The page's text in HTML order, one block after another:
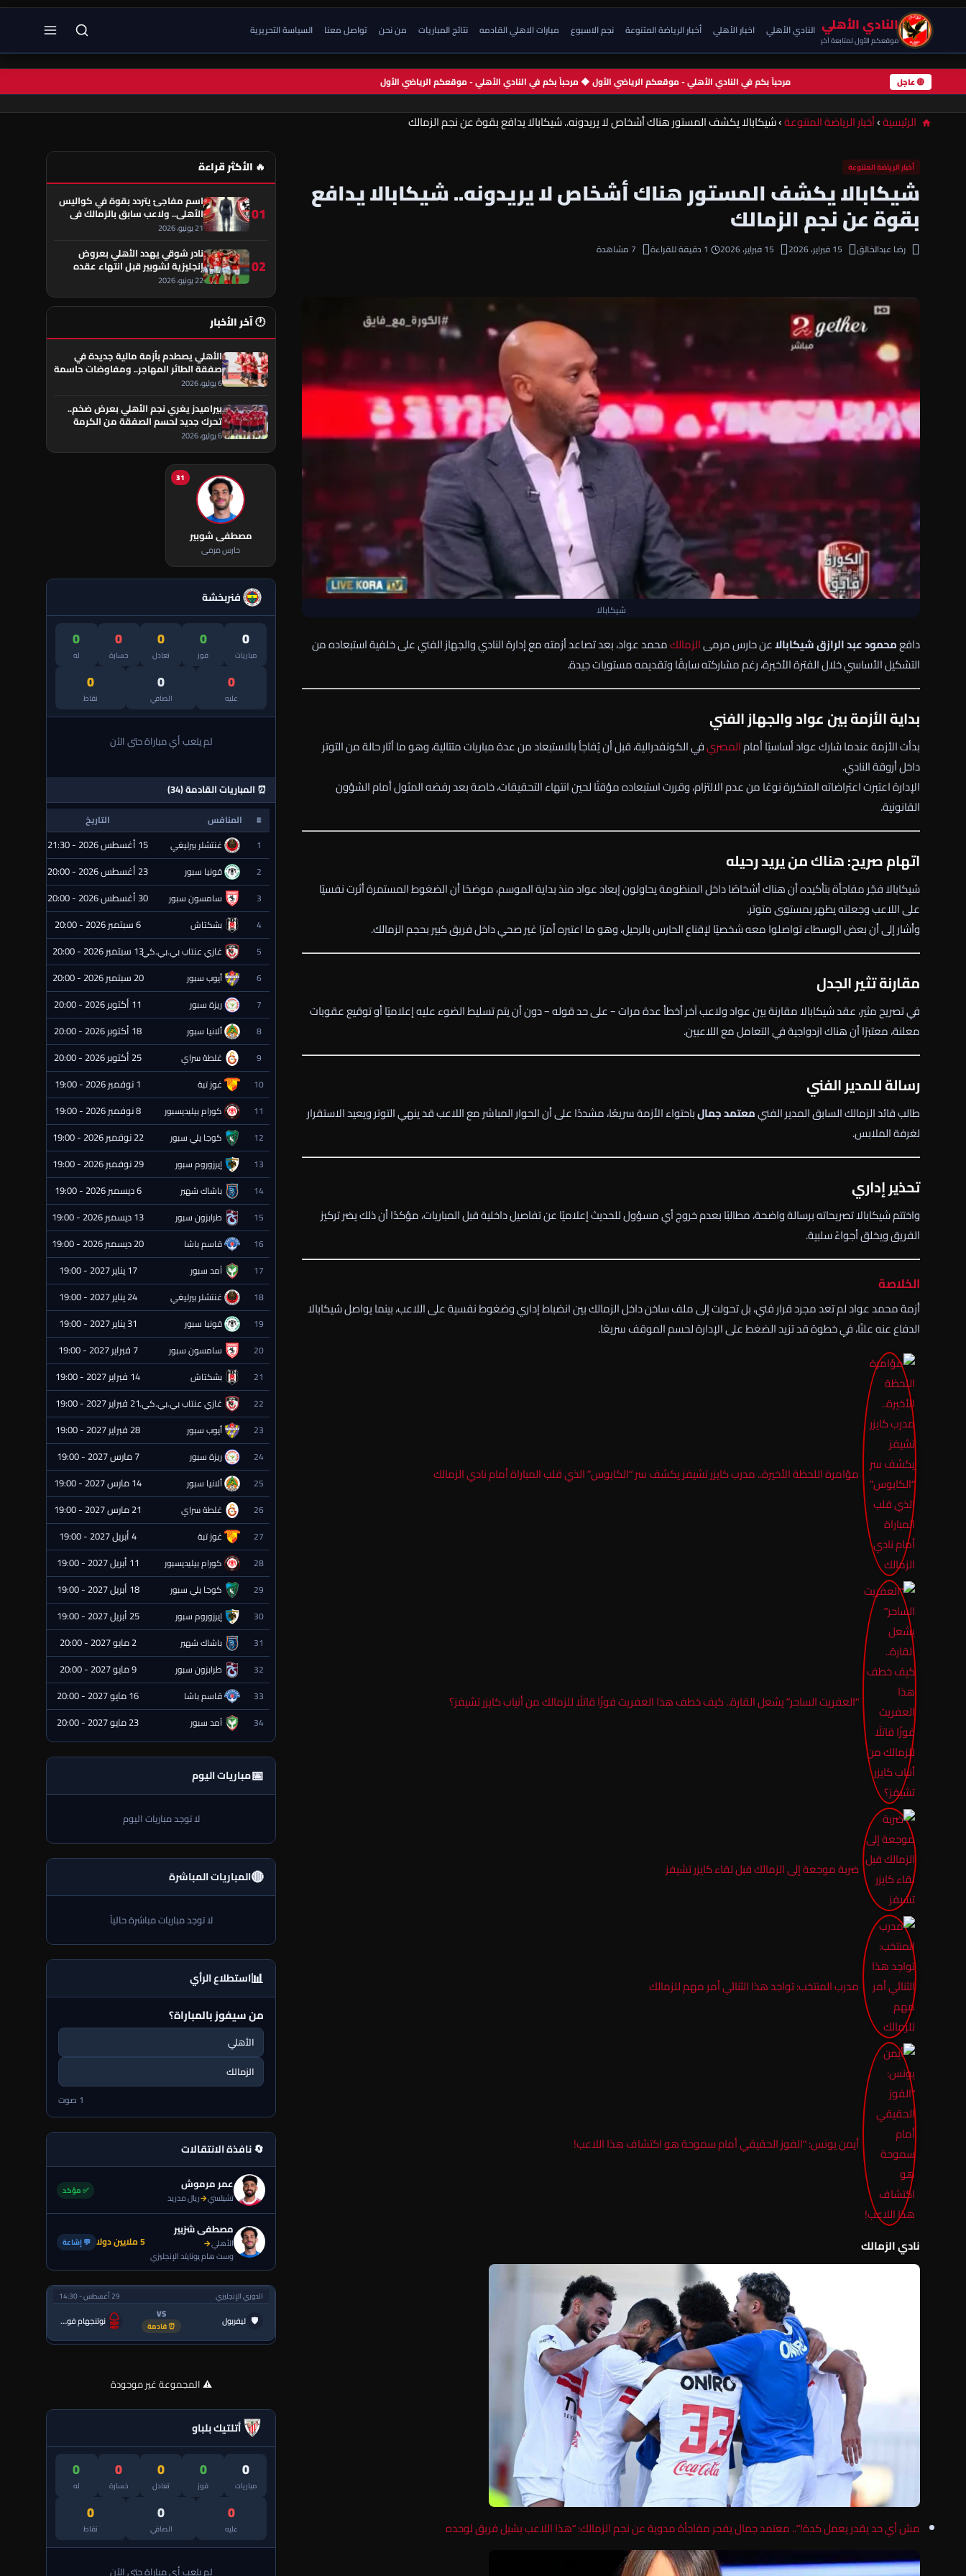
النادي الأهلي
موقعكم الأول لمتابعة آخر
النادي الأهلي اخبار الأهلي أخبار الرياضة المتنوعة نجم الاسبوع مبارات الاهلي القادمه نتائج المباريات من نحن تواصل معنا السياسة التحريرية
🔴 عاجل مرحباً بكم في النادي الأهلي - موقعكم الرياضي الأول ◆ مرحباً بكم في النادي الأهلي - موقعكم الرياضي الأول
الرئيسية›أخبار الرياضة المتنوعة›شيكابالا يكشف المستور هناك أشخاص لا يريدونه.. شيكابالا يدافع بقوة عن نجم الزمالك
أخبار الرياضة المتنوعة
شيكابالا يكشف المستور هناك أشخاص لا يريدونه.. شيكابالا يدافع
بقوة عن نجم الزمالك
رضا عبدالخالق 15 فبراير، 2026 15 فبراير، 2026 1 دقيقة للقراءة 7 مشاهدة
شيكابالا
دافعمحمود عبد الرازق شيكابالاعن حارس مرمىالزمالكمحمد عواد، بعد تصاعد أزمته مع إدارة النادي والجهاز الفني على خلفية استبعاده من
التشكيل الأساسي خلال الفترة الأخيرة، رغم مشاركته سابقًا وتقديمه مستويات جيدة.
بداية الأزمة بين عواد والجهاز الفني
بدأت الأزمة عندما شارك عواد أساسيًا أمامالمصريفي الكونفدرالية، قبل أن يُفاجأ بالاستبعاد من عدة مباريات متتالية، وهو ما أثار حالة من التوتر
داخل أروقة النادي.
الإدارة اعتبرت اعتراضاته المتكررة نوعًا من عدم الالتزام، وقررت استبعاده مؤقتًا لحين انتهاء التحقيقات، خاصة بعد رفضه المثول أمام الشؤون
القانونية.
اتهام صريح: هناك من يريد رحيله
شيكابالا فجّر مفاجأة بتأكيده أن هناك أشخاصًا داخل المنظومة يحاولون إبعاد عواد منذ بداية الموسم، موضحًا أن الضغوط المستمرة أثرت نفسيًا
على اللاعب وجعلته يظهر بمستوى متوتر.
وأشار إلى أن بعض الوسطاء تواصلوا معه شخصيًا لإقناع الحارس بالرحيل، وهو ما اعتبره أمرًا غير صحي داخل فريق كبير بحجم الزمالك.
مقارنة تثير الجدل
في تصريح مثير، عقد شيكابالا مقارنة بين عواد ولاعب آخر أخطأ عدة مرات – على حد قوله – دون أن يتم تسليط الضوء عليه إعلاميًا أو توقيع عقوبات
معلنة، معتبرًا أن هناك ازدواجية في التعامل مع اللاعبين.
رسالة للمدير الفني
طالب قائد الزمالك السابق المدير الفنيمعتمد جمالباحتواء الأزمة سريعًا، مشددًا على أن الحوار المباشر مع اللاعب قد ينهي التوتر ويعيد الاستقرار
لغرفة الملابس.
تحذير إداري
واختتم شيكابالا تصريحاته برسالة واضحة، مطالبًا بعدم خروج أي مسؤول للحديث إعلاميًا عن تفاصيل داخلية قبل المباريات، مؤكدًا أن ذلك يضر تركيز
الفريق ويخلق أجواءً سلبية.
الخلاصة
أزمة محمد عواد لم تعد مجرد قرار فني، بل تحولت إلى ملف ساخن داخل الزمالك بين انضباط إداري وضغوط نفسية على اللاعب، بينما يواصل شيكابالا
الدفاع عنه علنًا، في خطوة قد تزيد الضغط على الإدارة لحسم الموقف سريعًا.
مؤامرة اللحظة الأخيرة.. مدرب كايزر تشيفز يكشف سر “الكابوس” الذي قلب المباراة أمام نادي الزمالك
“العفريت الساحر” يشعل القارة.. كيف خطف هذا العفريت فوزًا قاتلًا للزمالك من أنياب كايزر تشيفز؟
ضربة موجعة إلى الزمالك قبل لقاء كايزر تشيفز
مدرب المنتخب: تواجد هذا الثنائي أمر مهم للزمالك
أيمن يونس: “الفوز الحقيقي أمام سموحة هو اكتشاف هذا اللاعب!
نادي الزمالك
مش أي حد يقدر يعمل كدة!”.. معتمد جمال يفجر مفاجأة مدوية عن نجم الزمالك: “هذا اللاعب يشيل فريق لوحده
🔥 الأكثر قراءة
01
اسم مفاجئ يتردد بقوة في كواليس
الأهلي.. ولاعب سابق بالزمالك في
قلب الحكاية!
21 يونيو، 2026
02
نادر شوقي يهدد الأهلي بعروض
إنجليزية لشوبير قبل انتهاء عقده
22 يونيو، 2026
🕐 آخر الأخبار
الأهلي يصطدم بأزمة مالية جديدة في
صفقة الطائر المهاجر.. ومفاوضات حاسمة
تقترب من الحسم
6 يوليو، 2026
بيراميدز يغري نجم الأهلي بعرض ضخم..
تحرك جديد لحسم الصفقة من الكرمة
العراقي
6 يوليو، 2026
31
مصطفى شوبير
حارس مرمى
فنربخشة
0
مباريات
0
فوز
0
تعادل
0
خسارة
0
له
0
عليه
0
الصافي
0
نقاط
لم يلعب أي مباراة حتى الآن
⏰ المباريات القادمة (34)
# المنافس التاريخ
1
غنتشلر بيرليغي 15 أغسطس 2026 - 21:30
2 قونيا سبور 23 أغسطس 2026 - 20:00
3 سامسون سبور 30 أغسطس 2026 - 20:00
4 بشكتاش 6 سبتمبر 2026 - 20:00
5 غازي عنتاب بي.بي.كي.13 سبتمبر 2026 - 20:00
6 أيوب سبور 20 سبتمبر 2026 - 20:00
7 ريزة سبور 11 أكتوبر 2026 - 20:00
8 ألانيا سبور 18 أكتوبر 2026 - 20:00
9 غلطة سراي 25 أكتوبر 2026 - 20:00
10 غوز تبة 1 نوفمبر 2026 - 19:00
11 كورام بيليديسبور 8 نوفمبر 2026 - 19:00
12 كوجا يلي سبور 22 نوفمبر 2026 - 19:00
13 إيرزوروم سبور 29 نوفمبر 2026 - 19:00
14 باشاك شهير 6 ديسمبر 2026 - 19:00
15 طرابزون سبور 13 ديسمبر 2026 - 19:00
16 قاسم باشا 20 ديسمبر 2026 - 19:00
17 آمد سبور 17 يناير 2027 - 19:00
18 غنتشلر بيرليغي 24 يناير 2027 - 19:00
19 قونيا سبور 31 يناير 2027 - 19:00
20 سامسون سبور 7 فبراير 2027 - 19:00
21 بشكتاش 14 فبراير 2027 - 19:00
22 غازي عنتاب بي.بي.كي.21 فبراير 2027 - 19:00
23 أيوب سبور 28 فبراير 2027 - 19:00
24 ريزة سبور 7 مارس 2027 - 19:00
25 ألانيا سبور 14 مارس 2027 - 19:00
26 غلطة سراي 21 مارس 2027 - 19:00
27 غوز تبة 4 أبريل 2027 - 19:00
28 كورام بيليديسبور 11 أبريل 2027 - 19:00
29 كوجا يلي سبور 18 أبريل 2027 - 19:00
30 إيرزوروم سبور 25 أبريل 2027 - 19:00
31 باشاك شهير 2 مايو 2027 - 20:00
32 طرابزون سبور 9 مايو 2027 - 20:00
33 قاسم باشا 16 مايو 2027 - 20:00
34 آمد سبور 23 مايو 2027 - 20:00
📅مباريات اليوم
لا توجد مباريات اليوم
🔴المباريات المباشرة
لا توجد مباريات مباشرة حالياً
📊استطلاع الرأي
من سيفوز بالمباراة؟
الأهلي
الزمالك
1 صوت
🔄 نافذة الانتقالات
عمر مرموش
تشيلسي→ريال مدريد
✅ مؤكد
مصطفى شزبير
الأهلي→
وست هام يونايتد الإنجليزي
5 ملايين دولا 💬 إشاعة
الدوري الإنجليزي 29 أغسطس - 14:30
🛡 ليفربول VS
⏰ قادمة نوتنجهام فورست
⚠️ المجموعة غير موجودة
أتلتيك بلباو
0
مباريات
0
فوز
0
تعادل
0
خسارة
0
له
0
عليه
0
الصافي
0
نقاط
لم يلعب أي مباراة حتى الآن